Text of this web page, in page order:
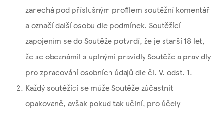
zanechá pod příslušným profilem soutěžní komentář
a označí další osobu dle podmínek. Soutěžící
zapojením se do Soutěže potvrdí, že je starší 18 let,
že se obeznámil s úplnými pravidly Soutěže a ​​pravidly
pro zpracování osobních údajů dle čl. V. odst. 1.
Každý soutěžící se může Soutěže zúčastnit
opakovaně, avšak pokud tak učiní, pro účely